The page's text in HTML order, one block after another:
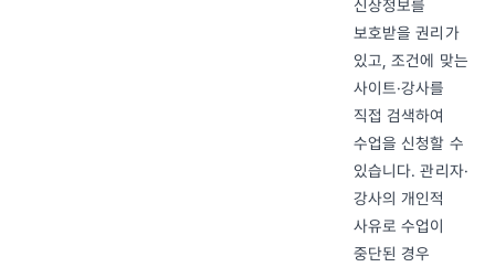
신상정보를
보호받을 권리가
있고, 조건에 맞는
사이트·강사를
직접 검색하여
수업을 신청할 수
있습니다. 관리자·
강사의 개인적
사유로 수업이
중단된 경우